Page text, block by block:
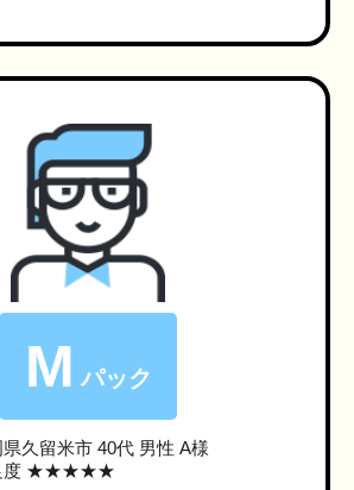
M パック
久留米市40代 男性 A様
度 ★★★★★